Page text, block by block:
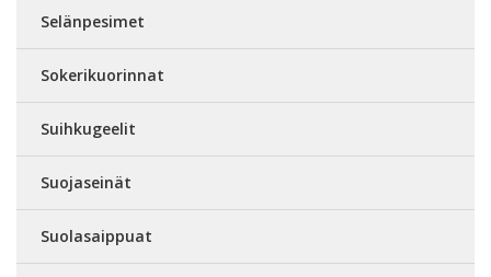
Selänpesimet
Sokerikuorinnat
Suihkugeelit
Suojaseinät
Suolasaippuat